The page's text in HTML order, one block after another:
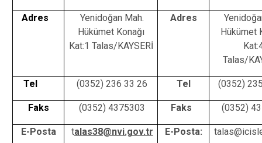
Adres
Yenidoğan Mah.
Hükümet Konağı
Kat:1 Talas/KAYSERİ
Adres
Hükümet
Talas/
Tel (0352) 236 33 26 Tel (0352)
Faks (0352) 4375303 Faks (0352)
E-Posta talas38@nvi.gov.tr E-Posta: